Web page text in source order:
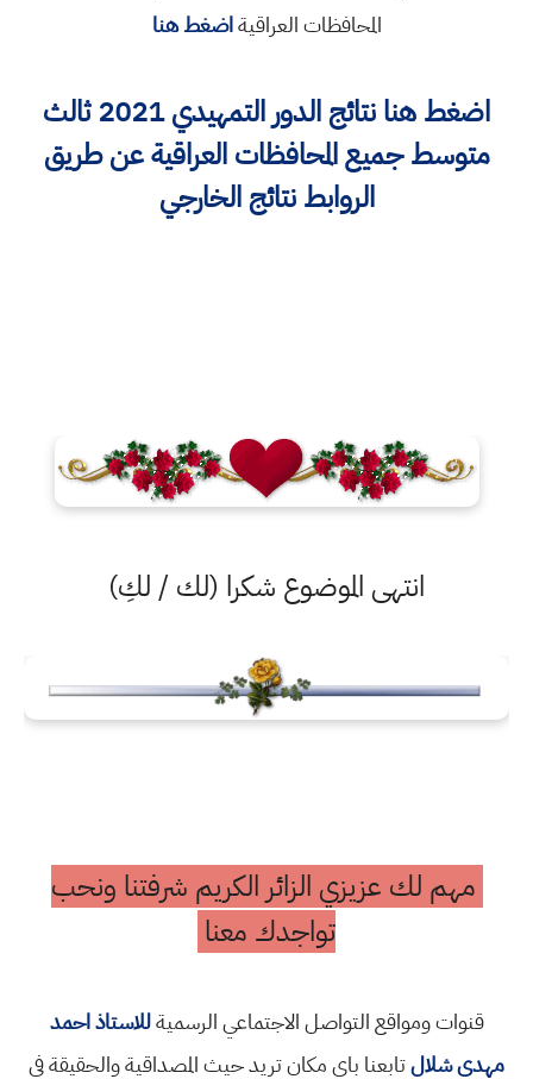
المحافظات العراقيةاضغط هنا
اضغط هنا نتائج الدور التمهيدي 2021 ثالث
متوسط جميع المحافظات العراقية عن طريق
الروابط نتائج الخارجي
انتهى الموضوع شكرا (لك / لكِ)
مهم لك عزيزي الزائر الكريم شرفتنا ونحب
تواجدك معنا
قنوات ومواقع التواصل الاجتماعي الرسميةللاستاذ احمد
مهدي شلالتابعنا باي مكان تريد حيث المصداقية والحقيقة في